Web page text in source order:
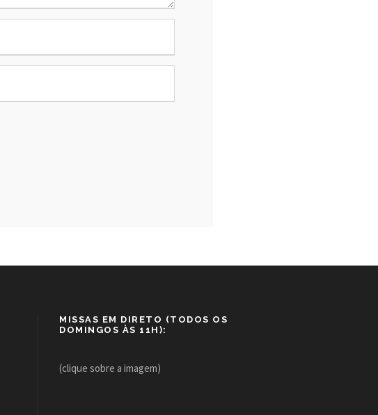
MISSAS EM DIRETO (TODOS OS
DOMINGOS ÀS 11H):
(clique sobre a imagem)